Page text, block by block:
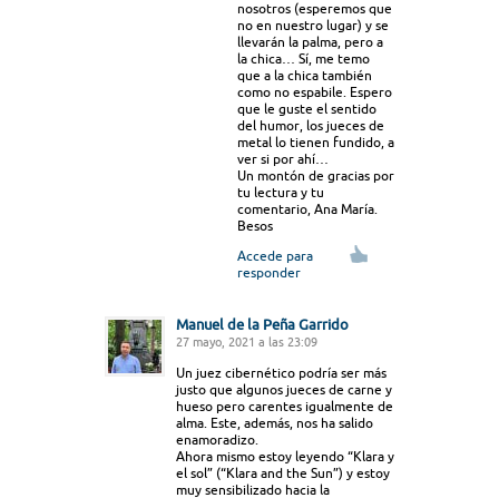
nosotros (esperemos que
no en nuestro lugar) y se
llevarán la palma, pero a
la chica… Sí, me temo
que a la chica también
como no espabile. Espero
que le guste el sentido
del humor, los jueces de
metal lo tienen fundido, a
ver si por ahí…
Un montón de gracias por
tu lectura y tu
comentario, Ana María.
Besos
Accede para
responder
Manuel de la Peña Garrido
27 mayo, 2021 a las 23:09
Un juez cibernético podría ser más
justo que algunos jueces de carne y
hueso pero carentes igualmente de
alma. Este, además, nos ha salido
enamoradizo.
Ahora mismo estoy leyendo “Klara y
el sol” (“Klara and the Sun”) y estoy
muy sensibilizado hacia la